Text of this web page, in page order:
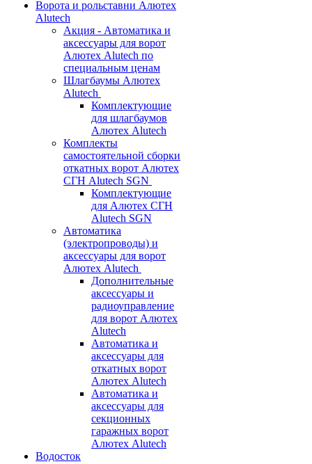
Ворота и рольставни Алютех
Alutech
Акция - Автоматика и
аксессуары для ворот
Алютех Alutech по
специальным ценам
Шлагбаумы Алютех
Alutech
Комплектующие
для шлагбаумов
Алютех Alutech
Комплекты
самостоятельной сборки
откатных ворот Алютех
СГН Alutech SGN
Комплектующие
для Алютех СГН
Alutech SGN
Автоматика
(электропроводы) и
аксессуары для ворот
Алютех Alutech
Дополнительные
аксессуары и
радиоуправление
для ворот Алютех
Alutech
Автоматика и
аксессуары для
откатных ворот
Алютех Alutech
Автоматика и
аксессуары для
секционных
гаражных ворот
Алютех Alutech
Водосток